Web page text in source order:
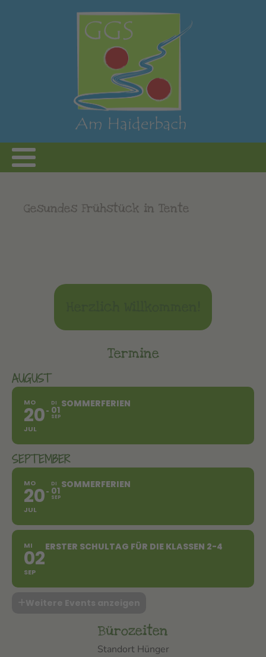
Gesundes Frühstück in Tente
Termine
AUGUST
MO
20
JUL
DI
01
SEP
SOMMERFERIEN
SEPTEMBER
MO
20
JUL
DI
01
SEP
SOMMERFERIEN
MI
02
SEP
ERSTER SCHULTAG FÜR DIE KLASSEN 2-4
Bürozeiten
Standort Hünger